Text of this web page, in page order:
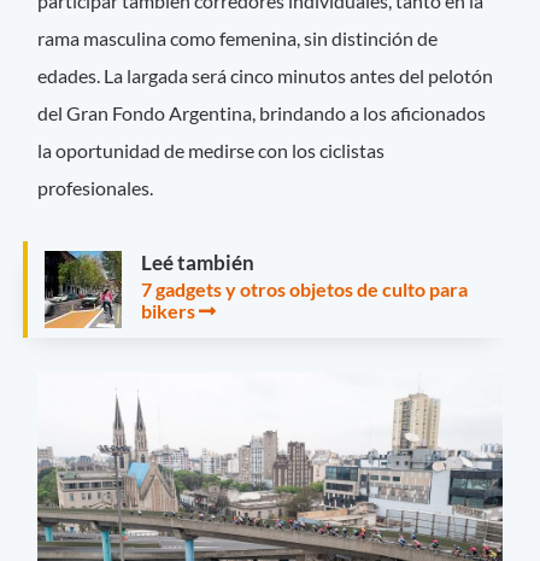
rama masculina como femenina, sin distinción de
edades. La largada será cinco minutos antes del pelotón
del Gran Fondo Argentina, brindando a los aficionados
la oportunidad de medirse con los ciclistas
profesionales.
Leé también
7 gadgets y otros objetos de culto para
bikers